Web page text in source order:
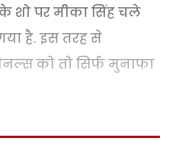
शो पर मीका सिंह चले
है. इस तरह से
को तो सिर्फ मुनाफा